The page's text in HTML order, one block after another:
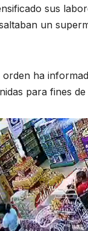
sus
un
orden ha
para fines de